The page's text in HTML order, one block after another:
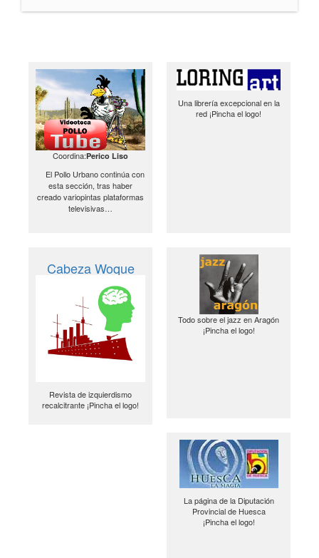
Coordina:Perico Liso
El Pollo Urbano continúa con
esta sección, tras haber
creado variopintas plataformas
televisivas…
Una librería excepcional en la
red ¡Pincha el logo!
Cabeza Woque
Revista de izquierdismo
recalcitrante ¡Pincha el logo!
Todo sobre el jazz en Aragón
¡Pincha el logo!
La página de la Diputación
Provincial de Huesca
¡Pincha el logo!